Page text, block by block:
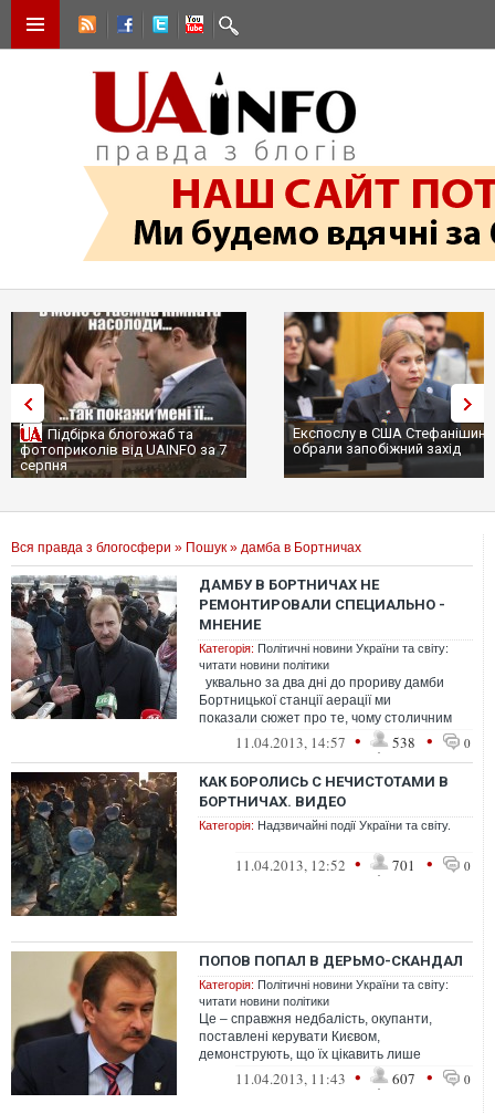
Підбірка блогожаб та
фотоприколів від UAINFO за 7
серпня
Експослу в США
обрали запобіжний захід
Вся правда з блогосфери » Пошук » дамба в Бортничах
ДАМБУ В БОРТНИЧАХ НЕ
РЕМОНТИРОВАЛИ СПЕЦИАЛЬНО -
МНЕНИЕ
Категорія: Політичні новини України та світу:
читати новини політики
уквально за два дні до прориву дамби
Бортницької станції аерації ми
показали сюжет про те, чому столичним
чиновникам вигід...
11.04.2013, 14:57 • 538 • 0
КАК БОРОЛИСЬ С НЕЧИСТОТАМИ В
БОРТНИЧАХ. ВИДЕО
Категорія: Надзвичайні події України та світу.
11.04.2013, 12:52 • 701 • 0
ПОПОВ ПОПАЛ В ДЕРЬМО-СКАНДАЛ
Категорія: Політичні новини України та світу:
читати новини політики
Це – справжня недбалість, окупанти,
поставлені керувати Києвом,
демонструють, що їх цікавить лише
власний бізнес, але аж ніяк не інтереси
11.04.2013, 11:43 • 607 • 0